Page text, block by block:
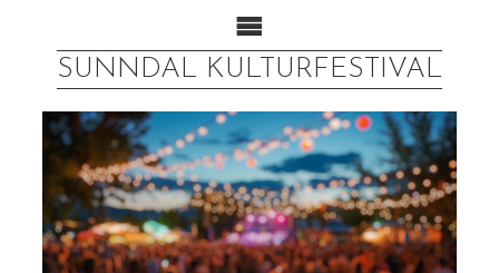
SUNNDAL KULTURFESTIVAL